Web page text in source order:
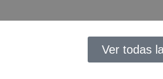
Ver todas